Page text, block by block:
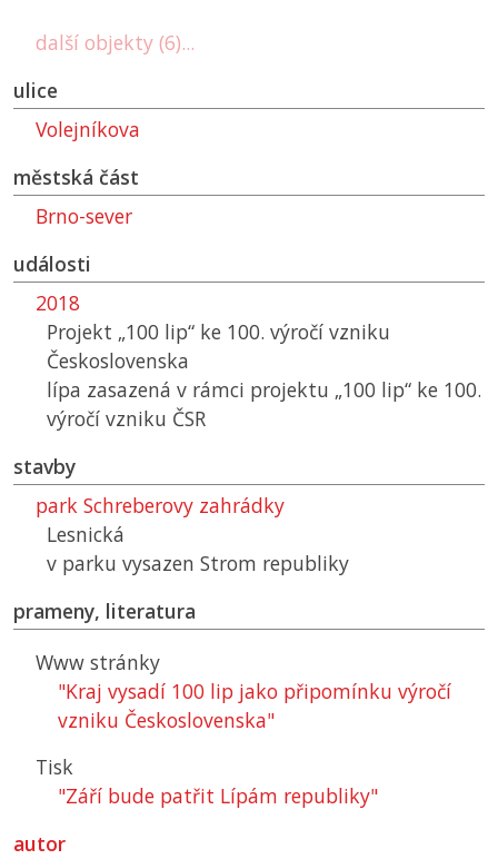
další objekty (6)...
ulice
Volejníkova
městská část
Brno-sever
události
2018
Projekt „100 lip“ ke 100. výročí vzniku
Československa
lípa zasazená v rámci projektu „100 lip“ ke 100.
výročí vzniku ČSR
stavby
park Schreberovy zahrádky
Lesnická
v parku vysazen Strom republiky
prameny, literatura
Www stránky
"Kraj vysadí 100 lip jako připomínku výročí
vzniku Československa"
Tisk
"Září bude patřit Lípám republiky"
autor